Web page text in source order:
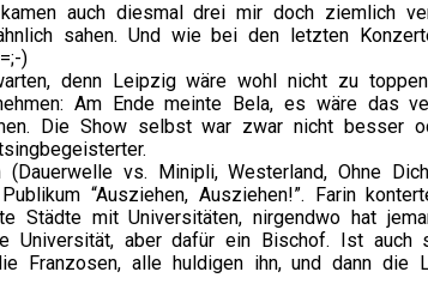
auch diesmal drei mir doch ziemlich
sahen. Und wie bei den letzten
)
denn Leipzig wäre wohl nicht zu
Am Ende meinte Bela, es wäre das
Die Show selbst war zwar nicht besser
vs. Minipli, Westerland, Ohne
“Ausziehen, Ausziehen!”. Farin
mit Universitäten, nirgendwo hat
aber dafür ein Bischof. Ist auch
Franzosen, alle huldigen ihn, und dann die